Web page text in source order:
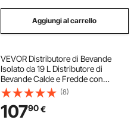
Aggiungi al carrello
VEVOR Distributore di Bevande
Isolato da 19 L Distributore di
Bevande Calde e Fredde con
Rubinetto e Maniglia, per Tè, Caffè e
Acqua in Bar e Ristoranti, Marrone,
Isolamento a Lunga Durata
(8)
10790€